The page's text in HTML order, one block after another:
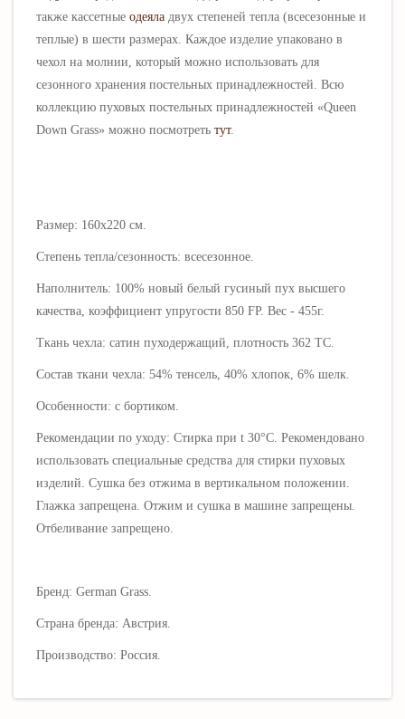
также кассетные одеяла двух степеней тепла (всесезонные и
теплые) в шести размерах. Каждое изделие упаковано в
чехол на молнии, который можно использовать для
сезонного хранения постельных принадлежностей. Всю
коллекцию пуховых постельных принадлежностей «Queen
Down Grass» можно посмотреть тут.
Размер: 160х220 см.
Степень тепла/сезонность: всесезонное.
Наполнитель: 100% новый белый гусиный пух высшего
качества, коэффициент упругости 850 FP. Вес - 455г.
Ткань чехла: сатин пуходержащий, плотность 362 ТС.
Состав ткани чехла: 54% тенсель, 40% хлопок, 6% шелк.
Особенности: с бортиком.
Рекомендации по уходу: Стирка при t 30°C. Рекомендовано
использовать специальные средства для стирки пуховых
изделий. Сушка без отжима в вертикальном положении.
Глажка запрещена. Отжим и сушка в машине запрещены.
Отбеливание запрещено.
Бренд: German Grass.
Страна бренда: Австрия.
Производство: Россия.